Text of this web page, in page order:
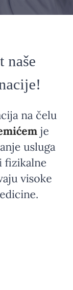
naše
na čelu
je
usluga
fizikalne
visoke
.